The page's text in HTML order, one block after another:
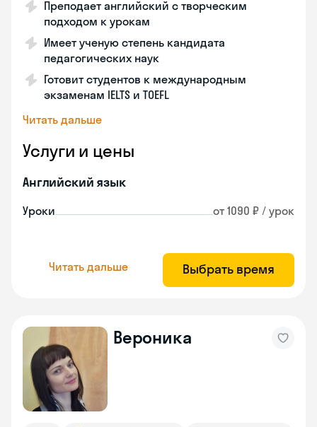
Преподает английский с творческим
подходом к урокам
Имеет ученую степень кандидата
педагогических наук
Готовит студентов к международным
экзаменам IELTS и TOEFL
Читать дальше
Услуги и цены
Английский язык
Уроки от 1090 ₽ / урок
Читать дальше Выбрать время
Вероника